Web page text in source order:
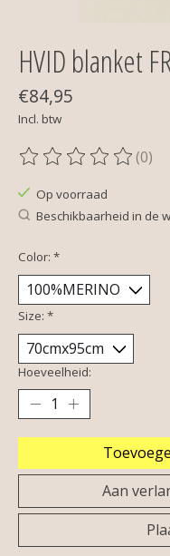
HVID blanket
€84,95
Incl. btw
De beoordeling van
(0)
Op voorraad
Beschikbaarheid in de
Color: *
Size: *
Hoeveelheid:
Aan